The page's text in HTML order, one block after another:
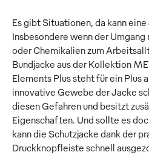
Es gibt Situationen, da kann
Insbesondere wenn der
oder Chemikalien zum
Bundjacke aus der Kollektion
Elements Plus steht für ein Plus
innovative Gewebe der Jacke
diesen Gefahren und besitzt
Eigenschaften. Und sollte es
kann die Schutzjacke dank der
Druckknopfleiste schnell